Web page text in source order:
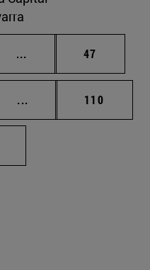
... Páginas intermedias
Página
47
... Páginas intermedias
Página
110